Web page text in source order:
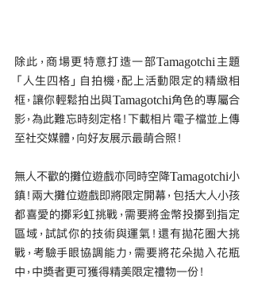
除此，商場更特意打造一部Tamagotchi主題
「人生四格」自拍機，配上活動限定的精緻相
框，讓你輕鬆拍出與Tamagotchi角色的專屬合
影，為此難忘時刻定格！下載相片電子檔並上傳
至社交媒體，向好友展示最萌合照！
無人不歡的攤位遊戲亦同時空降Tamagotchi小
鎮！兩大攤位遊戲即將限定開幕，包括大人小孩
都喜愛的擲彩虹挑戰，需要將金幣投擲到指定
區域，試試你的技術與運氣！還有拋花圈大挑
戰，考驗手眼協調能力，需要將花朵拋入花瓶
中，中獎者更可獲得精美限定禮物一份！